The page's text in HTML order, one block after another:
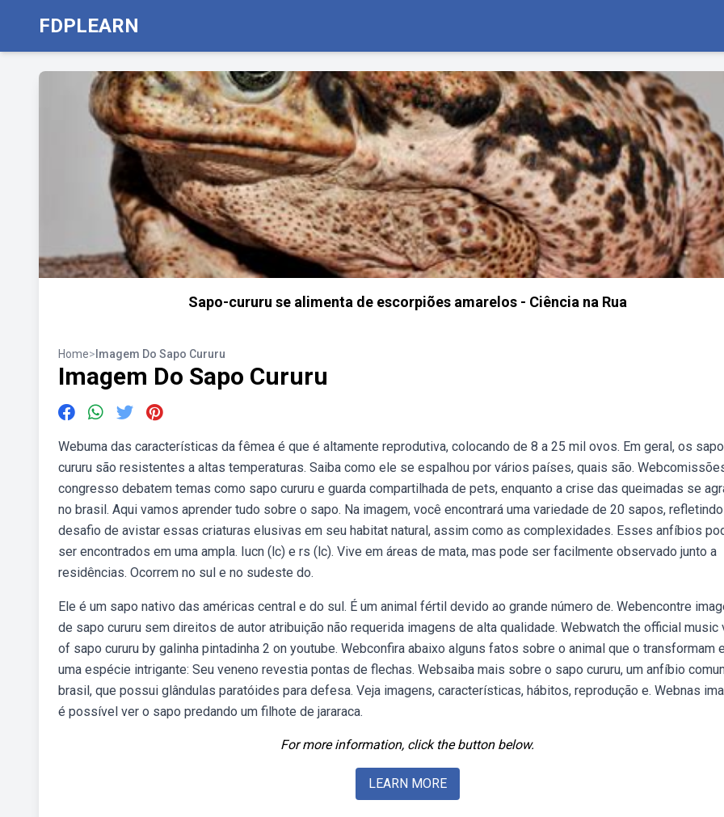
FDPLEARN
Sapo-cururu se alimenta de escorpiões amarelos - Ciência na Rua
Home> Imagem Do Sapo Cururu
Imagem Do Sapo Cururu
Webuma das características da fêmea é que é altamente reprodutiva, colocando de 8 a 25 mil ovos. Em geral, os
cururu são resistentes a altas temperaturas. Saiba como ele se espalhou por vários países, quais são.
congresso debatem temas como sapo cururu e guarda compartilhada de pets, enquanto a crise das queimadas se
no brasil. Aqui vamos aprender tudo sobre o sapo. Na imagem, você encontrará uma variedade de 20 sapos,
desafio de avistar essas criaturas elusivas em seu habitat natural, assim como as complexidades. Esses anfíbios
ser encontrados em uma ampla. Iucn (lc) e rs (lc). Vive em áreas de mata, mas pode ser facilmente observado junto a
residências. Ocorrem no sul e no sudeste do.
Ele é um sapo nativo das américas central e do sul. É um animal fértil devido ao grande número de. Webencontre
de sapo cururu sem direitos de autor atribuição não requerida imagens de alta qualidade. Webwatch the official music
of sapo cururu by galinha pintadinha 2 on youtube. Webconfira abaixo alguns fatos sobre o animal que o transformam
uma espécie intrigante: Seu veneno revestia pontas de flechas. Websaiba mais sobre o sapo cururu, um anfíbio
brasil, que possui glândulas paratóides para defesa. Veja imagens, características, hábitos, reprodução e. Webnas
é possível ver o sapo predando um filhote de jararaca.
For more information, click the button below.
LEARN MORE